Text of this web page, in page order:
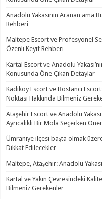
Anadolu Yakasının Aranan ama
Rehberi
Maltepe Escort ve Profesyonel
Özenli Keyif Rehberi
Kartal Escort ve Anadolu
Konusunda Öne Çıkan Detaylar
Kadıköy Escort ve Bostancı
Noktası Hakkında Bilmeniz
Ataşehir Escort ve Anadolu
Ayrıcalıklı Bir Mola Seçerken
Ümraniye ilçesi başta olmak
Dikkat Edilecekler
Maltepe, Ataşehir: Anadolu
Kartal ve Yakın Çevresindeki
Bilmeniz Gerekenler